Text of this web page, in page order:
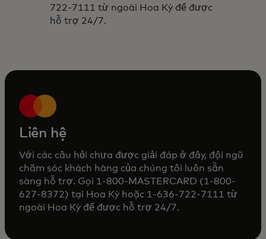
722-7111 từ ngoài Hoa Kỳ để được
hỗ trợ 24/7.
Liên hệ
Với các câu hỏi chưa được giải đáp ở đây, đội ngũ
chăm sóc khách hàng của chúng tôi luôn sẵn
sàng hỗ trợ. Gọi 1-800-MASTERCARD (1-800-
627-8372) tại Hoa Kỳ hoặc 1-636-722-7111 từ
ngoài Hoa Kỳ để được hỗ trợ 24/7.